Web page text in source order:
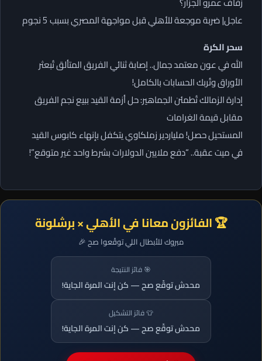
عاجل| ضربة موجعة للأهلي قبل مواجهة المصري بسبب 5 نجوم
سحر الكرة
الله في عون معتمد جمال.. إصابة ثنائي الفريق المتألق تُبعثر
الأوراق وتُربك الحسابات بالكامل!
إدارة الزمالك تُطمئن الجماهير: حل أزمة القيد ببيع نجم الفريق
مقابل قيمة الغرامات
المستحيل حصل! ملياردير زملكاوي يتكفل بإنهاء كابوس القيد
في ميت عقبة.. “دفع ملايين الدولارات بشرط واحد غير متوقع”!
🏆 الفائزون معانا في الأهلي × برشلونة
مبروك للأبطال اللي توقّعوا صح 🎉
🎯 فائز النتيجة
محدش توقّع صح — كن إنت المرة الجاية!
👕 فائز التشكيل
محدش توقّع صح — كن إنت المرة الجاية!